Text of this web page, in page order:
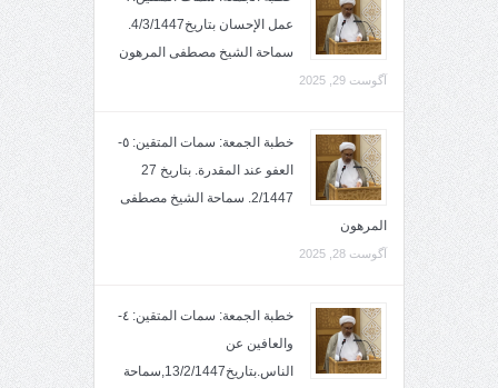
عمل الإحسان بتاريخ4/3/1447.
سماحة الشيخ مصطفى المرهون
آگوست 29, 2025
خطبة الجمعة: سمات المتقين: ٥-
العفو عند المقدرة. بتاريخ 27
2/1447. سماحة الشيخ مصطفى
المرهون
آگوست 28, 2025
خطبة الجمعة: سمات المتقين: ٤-
والعافين عن
الناس.بتاريخ13/2/1447,سماحة